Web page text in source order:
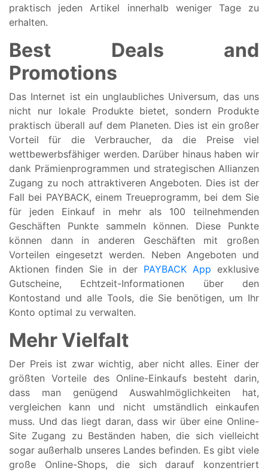
praktisch jeden Artikel innerhalb weniger Tage zu
erhalten.
Best Deals and
Promotions
Das Internet ist ein unglaubliches Universum, das uns
nicht nur lokale Produkte bietet, sondern Produkte
praktisch überall auf dem Planeten. Dies ist ein großer
Vorteil für die Verbraucher, da die Preise viel
wettbewerbsfähiger werden. Darüber hinaus haben wir
dank Prämienprogrammen und strategischen Allianzen
Zugang zu noch attraktiveren Angeboten. Dies ist der
Fall bei PAYBACK, einem Treueprogramm, bei dem Sie
für jeden Einkauf in mehr als 100 teilnehmenden
Geschäften Punkte sammeln können. Diese Punkte
können dann in anderen Geschäften mit großen
Vorteilen eingesetzt werden. Neben Angeboten und
Aktionen finden Sie in der PAYBACK App exklusive
Gutscheine, Echtzeit-Informationen über den
Kontostand und alle Tools, die Sie benötigen, um Ihr
Konto optimal zu verwalten.
Mehr Vielfalt
Der Preis ist zwar wichtig, aber nicht alles. Einer der
größten Vorteile des Online-Einkaufs besteht darin,
dass man genügend Auswahlmöglichkeiten hat,
vergleichen kann und nicht umständlich einkaufen
muss. Und das liegt daran, dass wir über eine Online-
Site Zugang zu Beständen haben, die sich vielleicht
sogar außerhalb unseres Landes befinden. Es gibt viele
große Online-Shops, die sich darauf konzentriert